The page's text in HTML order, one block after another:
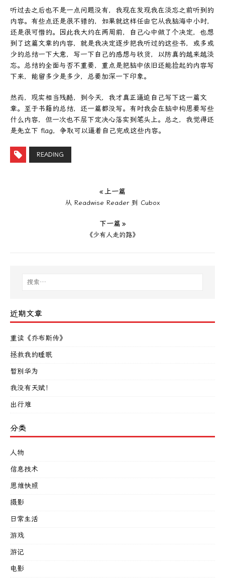
听过去之后也不是一点问题没有，我现在发现我在淡忘之前听到的
内容。有些点还是很不错的，如果就这样任由它从我脑海中小时，
还是很可惜的。因此我大约在两周前，自己心中做了个决定，也想
到了这篇文章的内容，就是我决定逐步把我听过的这些书，或多或
少的总结一下大意，写一下自己的感想与收货，以防真的越来越淡
忘。总结的全面与否不重要，重点是把脑中依旧还能捡起的内容写
下来，能留多少是多少，总要加深一下印象。
然而，现实相当残酷，到今天，我才真正逼迫自己写下这一篇文
章。至于书籍的总结，还一篇都没写。有时我会在脑中构思要写些
什么内容，但一次也不层下定决心落实到笔头上。总之，我觉得还
是先立下 flag，争取可以逼着自己完成这些内容。
READING
« 上一篇
从 Readwise Reader 到 Cubox
下一篇 »
《少有人走的路》
近期文章
重读《乔布斯传》
拯救我的睡眠
暂别华为
我没有天赋！
出行难
分类
人物
信息技术
思维快照
摄影
日常生活
游戏
游记
电影